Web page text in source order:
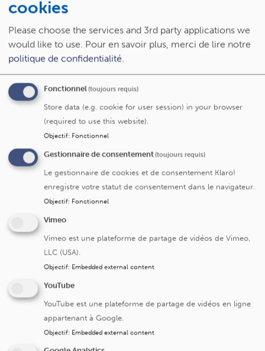
radiologie.
Diététicien
Contactez le responsable du service diététique
Psychologue
Contactez Sabine Wowereit
sabine.wowereit@saintluc.uclouvain.be
Logopède
Contactez Valentine Deslangles:
valentine.deslangles@saintluc.uclouvain.be
Kinésithérapeute
Toute demande de stage doit être adressée dans le cadre
professionnel, en lien avec une école de kinésithérapie ou
d'ergothérapie, ou dans un parcours d'amélioration
professionnelle.
Contactez Anne-Claire Latiers, cheffe de service de
kinésithérapie et ergothérapie :
claire.latiers@saintluc.uclouvain.be
Ergothérapeute
cookies
Please choose the services and 3rd party applications we
would like to use. Pour en savoir plus, merci de lire notre
politique de confidentialité.
Fonctionnel(toujours requis)
Store data (e.g. cookie for user session) in your browser
(required to use this website).
Objectif: Fonctionnel
Gestionnaire de consentement(toujours requis)
Le gestionnaire de cookies et de consentement Klaro!
enregistre votre statut de consentement dans le navigateur.
Objectif: Fonctionnel
Vimeo
Vimeo est une plateforme de partage de vidéos de Vimeo,
LLC (USA).
Objectif: Embedded external content
YouTube
YouTube est une plateforme de partage de vidéos en ligne
appartenant à Google.
Objectif: Embedded external content